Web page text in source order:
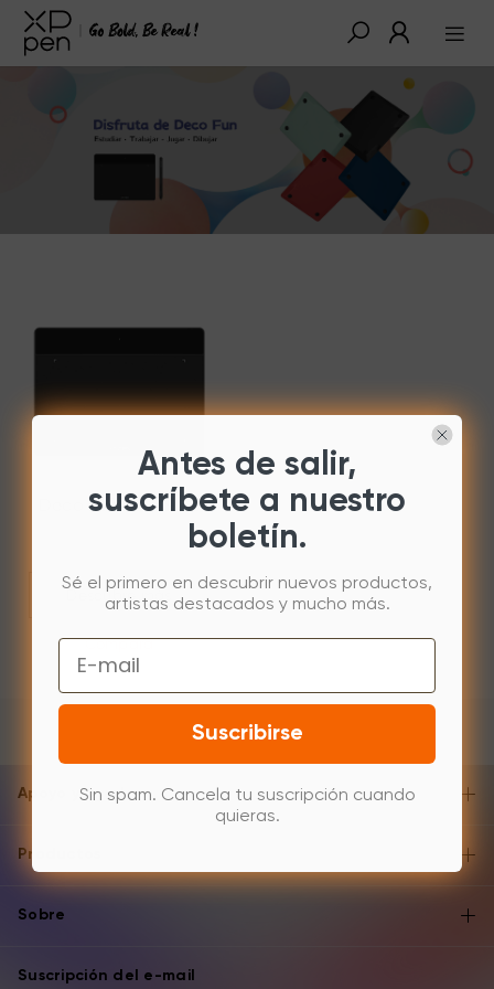
Deco Fun XS / S / L
Descubre más
Compara
Apoyo y ayuda
Productos
Sobre
Suscripción del e-mail
Antes de salir,
suscríbete a nuestro
boletín.
Sé el primero en descubrir nuevos productos,
artistas destacados y mucho más.
Email
Suscribirse
Sin spam. Cancela tu suscripción cuando
quieras.